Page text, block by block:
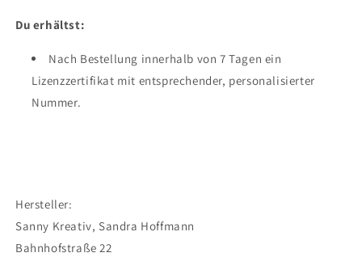
Du erhältst:
Nach Bestellung innerhalb von 7 Tagen ein
Lizenzzertifikat mit entsprechender, personalisierter
Nummer.
Hersteller:
Sanny Kreativ, Sandra Hoffmann
Bahnhofstraße 22